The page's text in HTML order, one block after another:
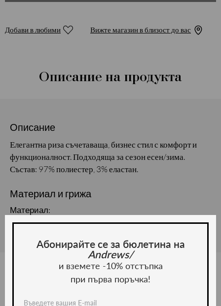
Добави в любими Вижте магазин в близост до вас
Описание на продукта
Описание
Елегантна риза съчетаваща, бизнес стил с комфорт и
функционалност. Подходяща за сезон есен/зима.
Състав: 97% полиестер, 3% еластан.
Материал и грижа
Материал:
Абонирайте се за бюлетина на
Andrews/
и вземете -10% отстъпка
при първа поръчка!